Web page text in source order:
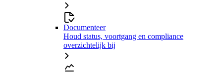
Documenteer
Houd status, voortgang en compliance
overzichtelijk bij